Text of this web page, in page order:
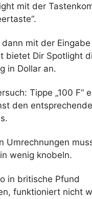
mit der
mit der Eingabe
bietet Dir Spotlight
in Dollar an.
Tippe „100 F“
den
Umrechnungen
wenig knobeln.
in britische Pfund
funktioniert nicht